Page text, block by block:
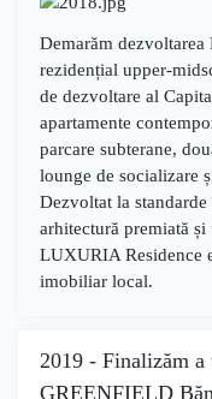
Demarăm dezvoltarea
rezidențial upper-
de dezvoltare al
apartamente
parcare subterane,
lounge de socializare
Dezvoltat la
arhitectură premiată
LUXURIA Residence
imobiliar local.
2019 - Finalizăm a
GREENFIELD